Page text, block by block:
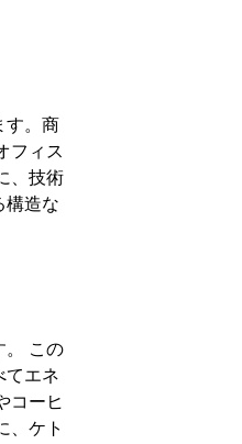
す。商
フィス
、技術
構造な
。 この
てエネ
コーヒ
、ケト